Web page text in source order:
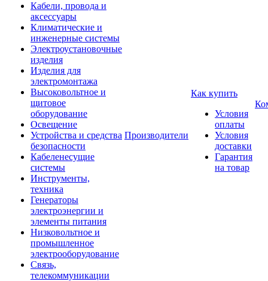
Кабели, провода и
аксессуары
Климатические и
инженерные системы
Электроустановочные
изделия
Изделия для
электромонтажа
Высоковольтное и
щитовое
оборудование
Освещение
Устройства и средства
безопасности
Кабеленесущие
системы
Инструменты,
техника
Генераторы
электроэнергии и
элементы питания
Низковольтное и
промышленное
электрооборудование
Связь,
телекоммуникации
Производители
Как купить
Условия
оплаты
Условия
доставки
Гарантия
на товар